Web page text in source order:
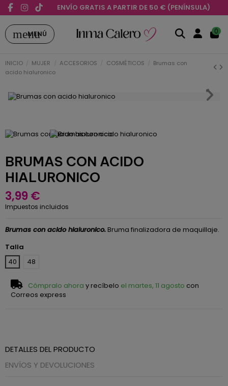
ENVÍO GRATIS A PARTIR DE 50 € (PENÍNSULA)
menu
MENÚ 0
INICIO MUJER ACCESORIOS COSMÉTICOS
Brumas con
acido hialuronico
BRUMAS CON ACIDO
HIALURONICO
3,99 €
Impuestos incluidos
Brumas con acido hialuronico.Bruma finalizadora de maquillaje.
Talla
40
48
Cómpralo ahora y recíbelo el martes, 11 agosto con
Correos express
DETALLES DEL PRODUCTO
ENVÍOS Y DEVOLUCIONES